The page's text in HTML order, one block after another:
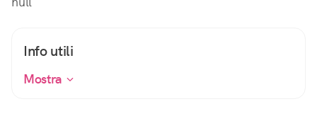
Info utili
Mostra